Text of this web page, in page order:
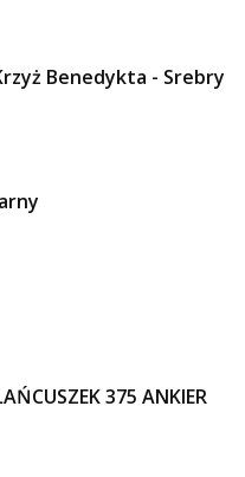
Benedykta - Srebry
375 ANKIER